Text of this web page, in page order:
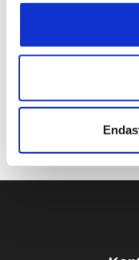
Utbildningen på
praktisk del samt
delen utvecklar vi
teknik,
spelförståelse.
kunskaper i